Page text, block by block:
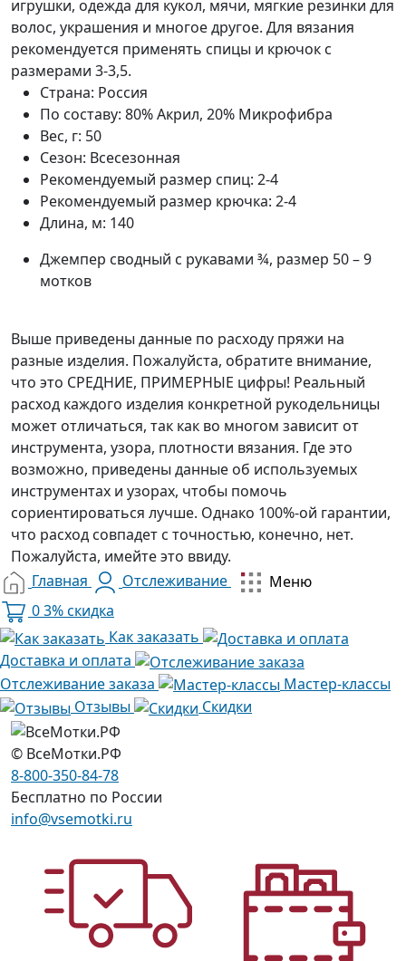
игрушки, одежда для кукол, мячи, мягкие резинки для
волос, украшения и многое другое. Для вязания
рекомендуется применять спицы и крючок с
размерами 3-3,5.
Страна: Россия
По составу: 80% Акрил, 20% Микрофибра
Вес, г: 50
Сезон: Всесезонная
Рекомендуемый размер спиц: 2-4
Рекомендуемый размер крючка: 2-4
Длина, м: 140
Джемпер сводный с рукавами ¾, размер 50 – 9
мотков
Выше приведены данные по расходу пряжи на
разные изделия. Пожалуйста, обратите внимание,
что это СРЕДНИЕ, ПРИМЕРНЫЕ цифры! Реальный
расход каждого изделия конкретной рукодельницы
может отличаться, так как во многом зависит от
инструмента, узора, плотности вязания. Где это
возможно, приведены данные об используемых
инструментах и узорах, чтобы помочь
сориентироваться лучше. Однако 100%-ой гарантии,
что расход совпадет с точностью, конечно, нет.
Пожалуйста, имейте это ввиду.
Главная
Отслеживание
Меню
03% скидка
Как заказать
Доставка и оплата
Отслеживание заказа
Мастер-классы
Отзывы
Скидки
© ВсеМотки.РФ
8-800-350-84-78
Бесплатно по России
info@vsemotki.ru